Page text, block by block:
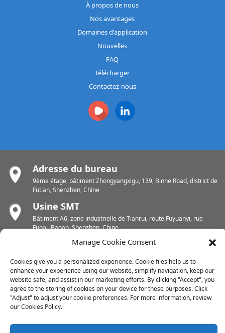
À propos de nous
Nos avantages
Domaines d'application
Nouvelles
FAQ
Télécharger
Contactez-nous
Adresse du bureau
9ème étage, bâtiment Zhongyangxigu, 139, Binhe Road, district de
Futian, Shenzhen, Chine
Usine SMT
Bâtiment A6, zone industrielle de Tianrui, route Fuyuanyi, rue
Fuhai, Baoan, Shenzhen, Chine
Usine de circuits imprimés
Jiangsu, Chine
Usine de circuits imprimés
Zone industrielle de Dongjiang, ville de Shuikou Est, district de
Huicheng, Huizhou, Chine
Manage Cookie Consent
Cookies give you a personalized experience. Cookie files help us to
enhance your experience using our website, simplify navigation, keep our
website safe, and assist in our marketing efforts. By clicking "Accept", you
agree to the storing of cookies on your device for these purposes. Click
"Adjust" to adjust your cookie preferences. For more information, review
our Cookies Policy.